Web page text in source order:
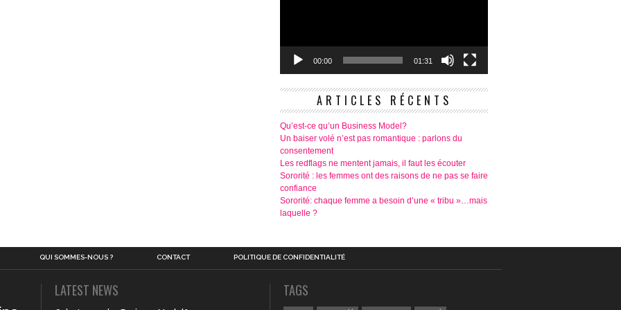
00:00 01:31
ARTICLES RÉCENTS
Qu’est-ce qu’un Business Model?
Un baiser volé n’est pas romantique : parlons du
consentement
Les redflags ne mentent jamais, il faut les écouter
Sororité : les femmes ont des raisons de ne pas se faire
confiance
Sororité: chaque femme a besoin d’une « tribu »…mais
laquelle ?
QUI SOMMES-NOUS ? CONTACT POLITIQUE DE CONFIDENTIALITÉ
LATEST NEWS TAGS